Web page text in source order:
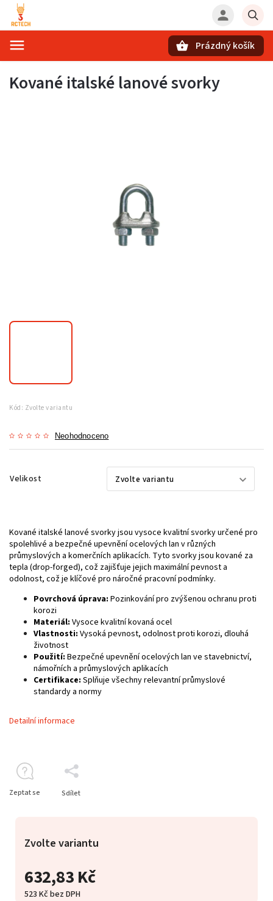
Prázdný košík
Kované italské lanové svorky
Kód: Zvolte variantu
Neohodnoceno
Velikost
632,83 Kč
523 Kč bez DPH
Zvolte variantu
Kované italské lanové svorky jsou vysoce kvalitní svorky určené pro
spolehlivé a bezpečné upevnění ocelových lan v různých
průmyslových a komerčních aplikacích. Tyto svorky jsou kované za
tepla (drop-forged), což zajišťuje jejich maximální pevnost a
odolnost, což je klíčové pro náročné pracovní podmínky.
Povrchová úprava: Pozinkování pro zvýšenou ochranu proti
korozi
Materiál: Vysoce kvalitní kovaná ocel
Vlastnosti: Vysoká pevnost, odolnost proti korozi, dlouhá
životnost
Použití: Bezpečné upevnění ocelových lan ve stavebnictví,
námořních a průmyslových aplikacích
Certifikace: Splňuje všechny relevantní průmyslové
standardy a normy
Detailní informace
Zeptat se Sdílet